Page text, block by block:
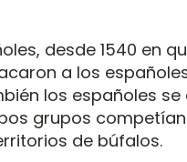
desde 1540 en
a los
los españoles se
grupos
de búfalos.